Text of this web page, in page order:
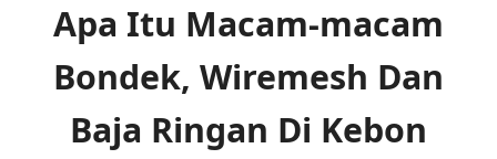
Apa Itu Macam-macam
Bondek, Wiremesh Dan
Baja Ringan Di Kebon